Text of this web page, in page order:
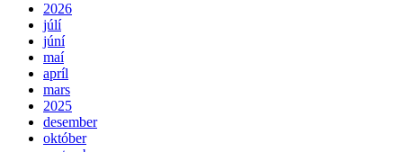
2026
júlí
júní
maí
apríl
mars
2025
desember
október